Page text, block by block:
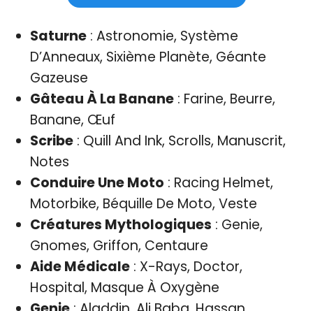
Saturne: Astronomie, Système
D’Anneaux, Sixième Planète, Géante
Gazeuse
Gâteau À La Banane: Farine, Beurre,
Banane, Œuf
Scribe: Quill And Ink, Scrolls, Manuscrit,
Notes
Conduire Une Moto : Racing Helmet,
Motorbike, Béquille De Moto, Veste
Créatures Mythologiques : Genie,
Gnomes, Griffon, Centaure
Aide Médicale: X-Rays, Doctor,
Hospital, Masque À Oxygène